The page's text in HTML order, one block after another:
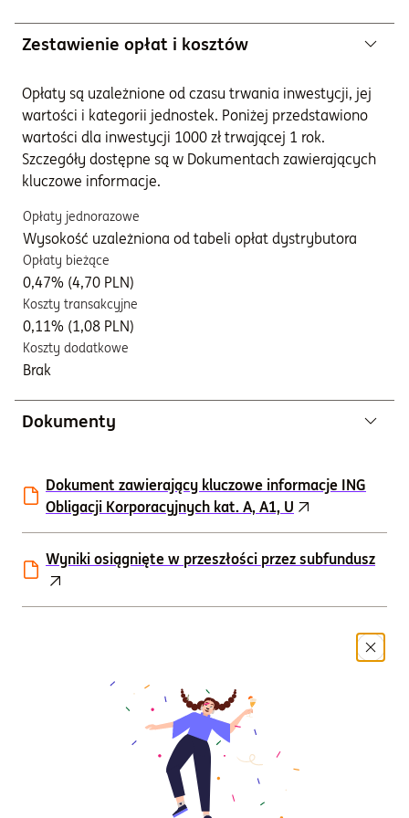
Zestawienie opłat i kosztów
Opłaty są uzależnione od czasu trwania inwestycji, jej
wartości i kategorii jednostek. Poniżej przedstawiono
wartości dla inwestycji 1000 zł trwającej 1 rok.
Szczegóły dostępne są w Dokumentach zawierających
kluczowe informacje.
Opłaty jednorazowe
Wysokość uzależniona od tabeli opłat dystrybutora
Opłaty bieżące
0,47% (4,70 PLN)
Koszty transakcyjne
0,11% (1,08 PLN)
Koszty dodatkowe
Brak
Dokumenty
Dokument zawierający kluczowe informacje ING
Obligacji Korporacyjnych kat. A, A1, U
Wyniki osiągnięte w przeszłości przez subfundusz
Karta funduszu
Oświadczenie dotyczące głównych